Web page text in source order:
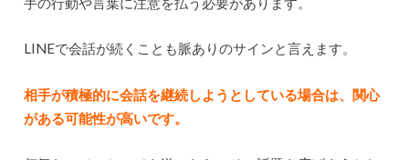
LINEで会話が続くことも脈ありのサインと言えます。
相手が積極的に会話を継続しようとしている場合は、関心
がある可能性が高いです。